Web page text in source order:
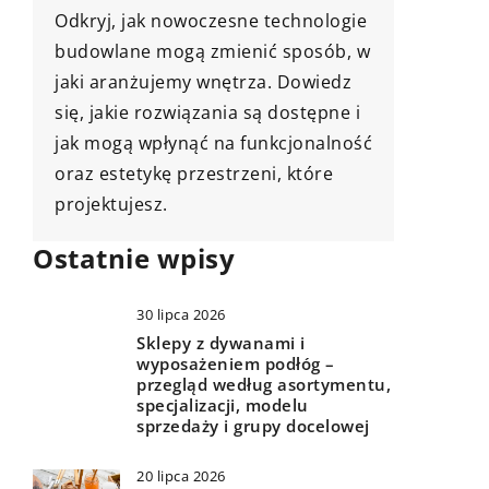
dotyczące użycia worków Big Bag
podczas remontu Twojego domu.
Od transportu materiałów po garść
sprytnych sposóbów na utrzymanie
porządku na placu budowy.
Ostatnie wpisy
30 lipca 2026
Sklepy z dywanami i
wyposażeniem podłóg –
przegląd według asortymentu,
specjalizacji, modelu
sprzedaży i grupy docelowej
20 lipca 2026